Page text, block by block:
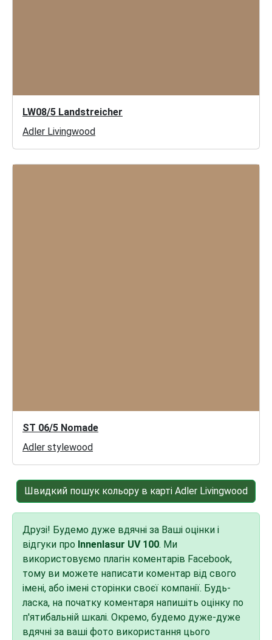
LW08/5 Landstreicher
Adler Livingwood
ST 06/5 Nomade
Adler stylewood
Швидкий пошук кольору в карті Adler Livingwood
Друзі! Будемо дуже вдячні за Ваші оцінки і
відгуки про Innenlasur UV 100. Ми
використовуємо плагін коментарів Facebook,
тому ви можете написати коментар від свого
імені, або імені сторінки своєї компанії. Будь-
ласка, на початку коментаря напишіть оцінку по
п'ятибальній шкалі. Окремо, будемо дуже-дуже
вдячні за ваші фото використання цього